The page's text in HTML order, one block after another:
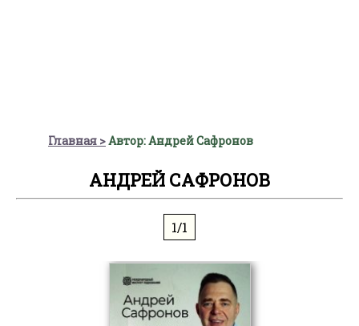
Главная Автор: Андрей Сафронов
АНДРЕЙ САФРОНОВ
1/1